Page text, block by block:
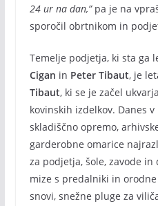
24 ur na dan,”pa je na
sporočil obrtnikom in
Temelje podjetja, ki sta ga
Cigan in Peter Tibaut, je
Tibaut, ki se je začel
kovinskih izdelkov. Danes
skladiščno opremo,
garderobne omarice
za podjetja, šole, zavode
mize s predalniki in
snovi, snežne pluge za